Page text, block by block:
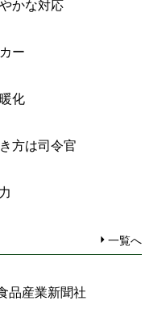
かな対応
ー
化
方は司令官
一覧へ
品産業新聞社